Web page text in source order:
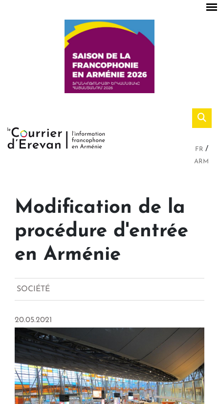
FR
ARM
Modification de la
procédure d'entrée
en Arménie
SOCIÉTÉ
20.05.2021